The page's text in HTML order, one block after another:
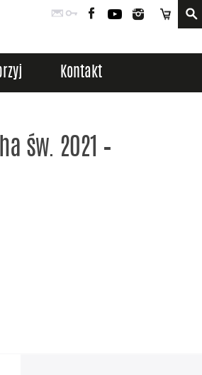
PocztaLogowanie
FacebookYouTubeInstagram
Sklep
Kontakt
św. 2021 –